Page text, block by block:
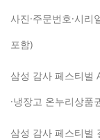
사진·주문번호·시
포함)
삼성 감사 페스티벌
·냉장고 온누리상품
삼성 감사 페스티벌